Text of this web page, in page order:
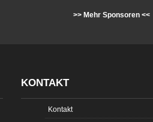
>> Mehr Sponsoren <<
KONTAKT
Kontakt